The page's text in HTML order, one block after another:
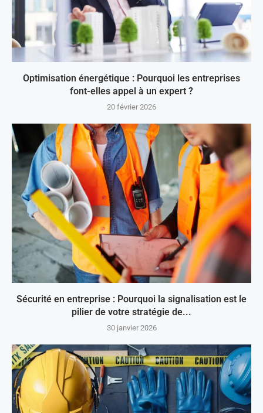
Optimisation énergétique : Pourquoi les entreprises
font-elles appel à un expert ?
20 février 2026
Sécurité en entreprise : Pourquoi la signalisation est le
pilier de votre stratégie de...
30 janvier 2026